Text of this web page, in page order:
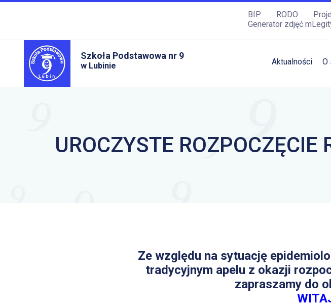
BIP RODO
Generator zdjęć
Szkoła Podstawowa nr 9
w Lubinie Aktualności O
UROCZYSTE
Ze względu na sytuację
tradycyjnym apelu z okazji
zapraszamy do